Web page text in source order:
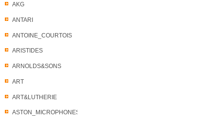
AKG
ANTARI
ANTOINE_COURTOIS
ARISTIDES
ARNOLDS&SONS
ART
ART&LUTHERIE
ASTON_MICROPHONES